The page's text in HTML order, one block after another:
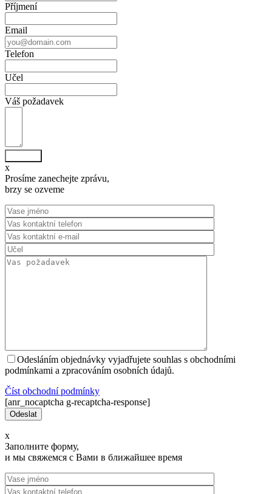
Příjmení
Email
Telefon
Učel
Váš požadavek
x
Prosíme zanechejte zprávu,
brzy se ozveme
Odesláním objednávky vyjadřujete souhlas s obchodními
podmínkami a zpracováním osobních údajů.
Číst оbchodní podmínky
[anr_nocaptcha g-recaptcha-response]
x
Заполните форму,
и мы свяжемся с Вами в ближайшее время